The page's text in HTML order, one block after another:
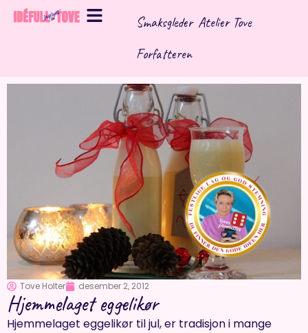
Hopp
rett
Smaksgleder Atelier Tove
Forfatteren
Tove Holter desember 2, 2012
Hjemmelaget eggelikør
Hjemmelaget eggelikør til jul, er tradisjon i mange